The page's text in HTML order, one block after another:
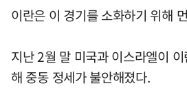
이란은 이 경기를 소화하기 위해
지난 2월 말 미국과 이스라엘이
해 중동 정세가 불안해졌다.